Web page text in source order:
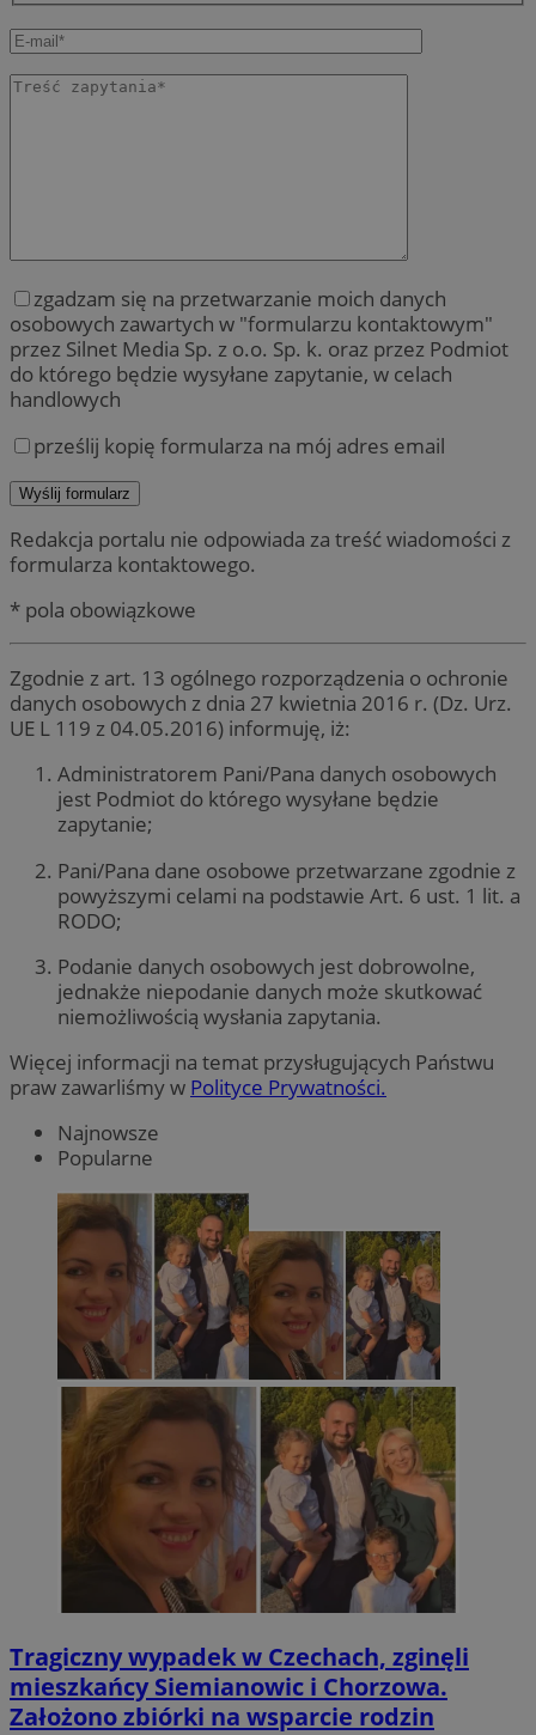
zgadzam się na przetwarzanie moich danych
osobowych zawartych w "formularzu kontaktowym"
przez Silnet Media Sp. z o.o. Sp. k. oraz przez Podmiot
do którego będzie wysyłane zapytanie, w celach
handlowych
prześlij kopię formularza na mój adres email
Redakcja portalu nie odpowiada za treść wiadomości z
formularza kontaktowego.
* pola obowiązkowe
Zgodnie z art. 13 ogólnego rozporządzenia o ochronie
danych osobowych z dnia 27 kwietnia 2016 r. (Dz. Urz.
UE L 119 z 04.05.2016) informuję, iż:
Administratorem Pani/Pana danych osobowych
jest Podmiot do którego wysyłane będzie
zapytanie;
Pani/Pana dane osobowe przetwarzane zgodnie z
powyższymi celami na podstawie Art. 6 ust. 1 lit. a
RODO;
Podanie danych osobowych jest dobrowolne,
jednakże niepodanie danych może skutkować
niemożliwością wysłania zapytania.
Więcej informacji na temat przysługujących Państwu
praw zawarliśmy w Polityce Prywatności.
Najnowsze
Popularne
Tragiczny wypadek w Czechach, zginęli
mieszkańcy Siemianowic i Chorzowa.
Założono zbiórki na wsparcie rodzin